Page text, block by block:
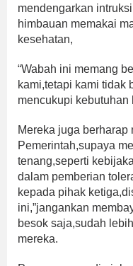
mendengarkan
himbauan memakai
kesehatan,
“Wabah ini memang
kami,tetapi kami tidak
mencukupi kebutuhan
Mereka juga berharap
Pemerintah,supaya
tenang,seperti
dalam pemberian
kepada pihak
ini,”jangankan
besok saja,sudah
mereka.